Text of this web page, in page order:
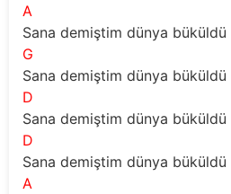
A
Sana demiştim dünya büküldü
G
Sana demiştim dünya büküldü
D
Sana demiştim dünya büküldü
D
Sana demiştim dünya büküldü
A